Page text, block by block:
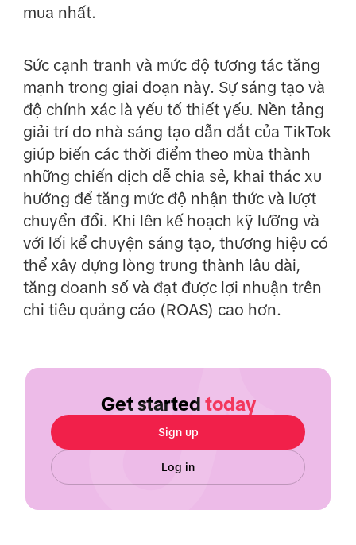
mua nhất.
Sức cạnh tranh và mức độ tương tác tăng
mạnh trong giai đoạn này. Sự sáng tạo và
độ chính xác là yếu tố thiết yếu. Nền tảng
giải trí do nhà sáng tạo dẫn dắt của TikTok
giúp biến các thời điểm theo mùa thành
những chiến dịch dễ chia sẻ, khai thác xu
hướng để tăng mức độ nhận thức và lượt
chuyển đổi. Khi lên kế hoạch kỹ lưỡng và
với lối kể chuyện sáng tạo, thương hiệu có
thể xây dựng lòng trung thành lâu dài,
tăng doanh số và đạt được lợi nhuận trên
chi tiêu quảng cáo (ROAS) cao hơn.
Get started today
Sign up
Log in